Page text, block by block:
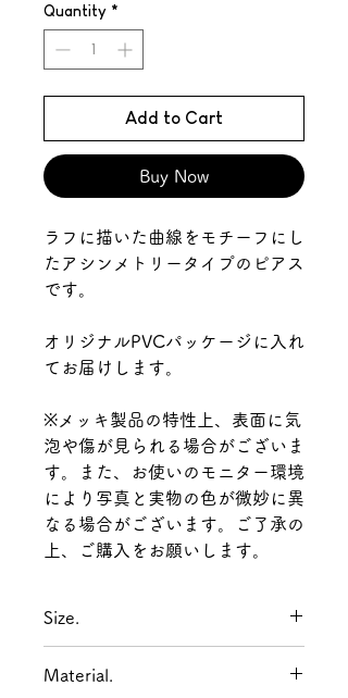
Quantity *
Add to Cart
Buy Now
ラフに描いた曲線をモチーフにし
たアシンメトリータイプのピアス
です。
オリジナルPVCパッケージに入れ
てお届けします。
※メッキ製品の特性上、表面に気
泡や傷が見られる場合がございま
す。また、お使いのモニター環境
により写真と実物の色が微妙に異
なる場合がございます。ご了承の
上、ご購入をお願いします。
Size.
ひょうたん型:全長 39mm 横幅
Material.